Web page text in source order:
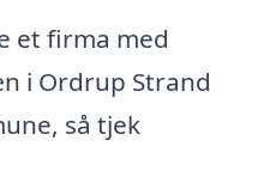
et firma med
i Ordrup Strand
så tjek